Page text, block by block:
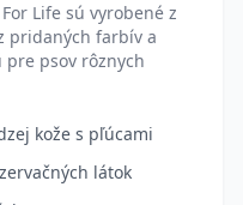
Life sú vyrobené z
pridaných farbív a
pre psov rôznych
kože s pľúcami
látok